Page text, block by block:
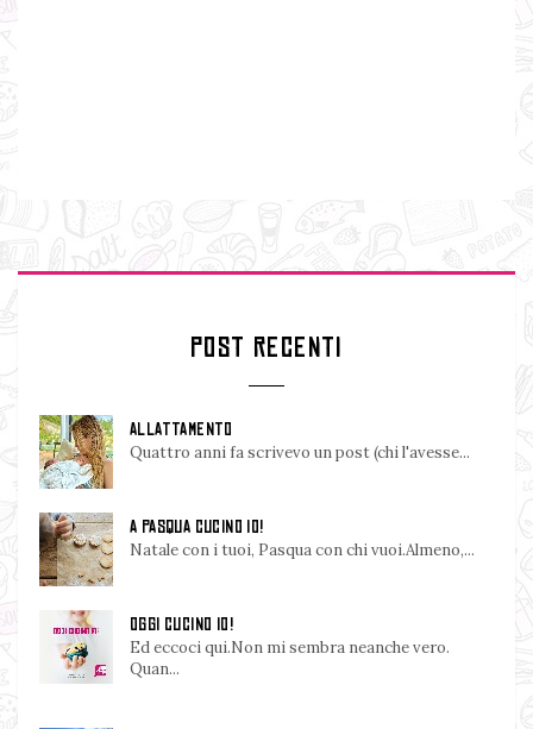
POST RECENTI
ALLATTAMENTO
Quattro anni fa scrivevo un post (chi l'avesse...
A PASQUA CUCINO IO!
Natale con i tuoi, Pasqua con chi vuoi.Almeno,...
OGGI CUCINO IO!
Ed eccoci qui.Non mi sembra neanche vero.
Quan...